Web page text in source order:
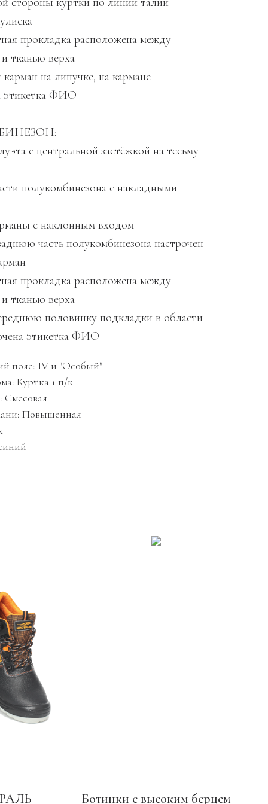
прокладка расположена между
тканью верха
на липучке, на кармане
этикетка ФИО
с центральной застёжкой на тесьму
полукомбинезона с накладными
с наклонным входом
часть полукомбинезона настрочен
прокладка расположена между
тканью верха
половинку подкладки в области
этикетка ФИО
пояс: IV и "Особый"
Куртка + п/к
Смесовая
Повышенная
Ботинки с высоким берцем